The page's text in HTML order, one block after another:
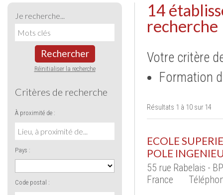
Je recherche...
Rechercher
Réinitialiser la recherche
Critères de recherche
À proximité de :
Pays :
Code postal :
14
recherche
Votre critère
Formation
Résultats 1 à 10 sur 14
ECOLE
POLE
55 rue Rabelais -
France